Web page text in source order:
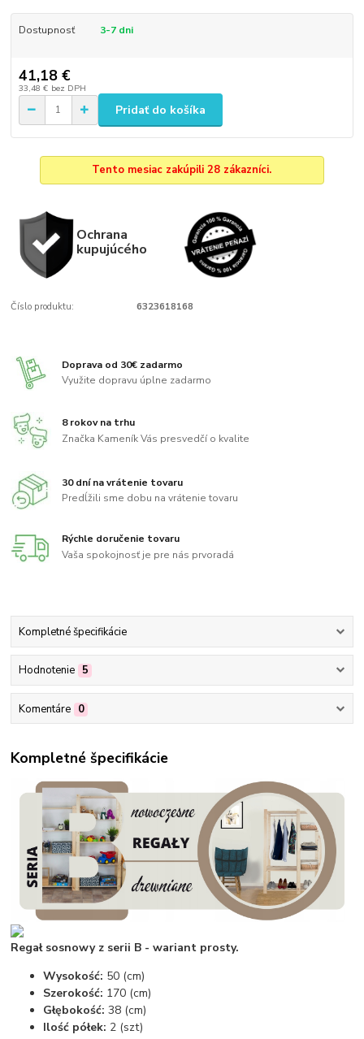
Dostupnosť 3-7 dni
41,18 €
33,48 € bez DPH
Pridať do košíka
Tento mesiac zakúpili 28 zákazníci.
Ochrana
kupujúcého
Číslo produktu: 6323618168
Doprava od 30€ zadarmo
Využite dopravu úplne zadarmo
8 rokov na trhu
Značka Kameník Vás presvedčí o kvalite
30 dní na vrátenie tovaru
Predĺžili sme dobu na vrátenie tovaru
Rýchle doručenie tovaru
Vaša spokojnosť je pre nás prvoradá
Kompletné špecifikácie
Hodnotenie 5
Komentáre 0
Kompletné špecifikácie
Regał sosnowy z serii B - wariant prosty.
Wysokość: 50 (cm)
Szerokość: 170 (cm)
Głębokość: 38 (cm)
Ilość półek: 2 (szt)